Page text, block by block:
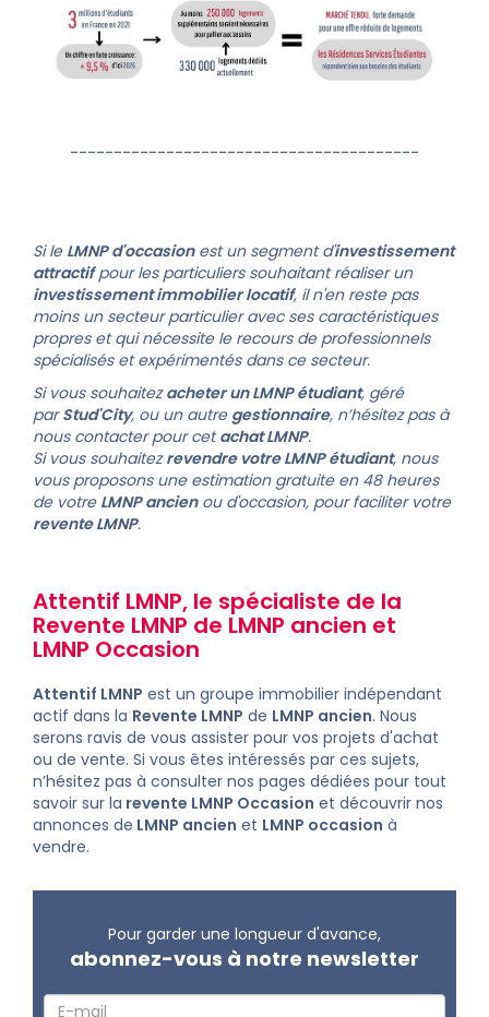
----------------------------------------
Si le LMNP d'occasionest un segment d'investissement
attractifpour les particuliers souhaitant réaliser un
investissement immobilier locatif, il n'en reste pas
moins un secteur particulier avec ses caractéristiques
propres et qui nécessite le recours de professionnels
spécialisés et expérimentés dans ce secteur.
Si vous souhaitezacheter un LMNP étudiant, géré
parStud'City, ou un autre gestionnaire, n’hésitez pas à
nous contacter pour cetachat LMNP.
Si vous souhaitezrevendre votreLMNP étudiant, nous
vous proposons une estimation gratuite en 48 heures
de votre LMNP ancienou d'occasion, pour faciliter votre
revente LMNP.
Attentif LMNP, le spécialiste de la
Revente LMNP de LMNP ancien et
LMNP Occasion
Attentif LMNP est un groupe immobilier indépendant
actif dans la Revente LMNP de LMNP ancien. Nous
serons ravis de vous assister pour vos projets d'achat
ou de vente. Si vous êtes intéressés par ces sujets,
n’hésitez pas à consulter nos pages dédiées pour tout
savoir sur la revente LMNP Occasion et découvrir nos
annonces de LMNP ancien et LMNP occasion à
vendre.
Pour garder une longueur d'avance,
abonnez-vous à notre newsletter